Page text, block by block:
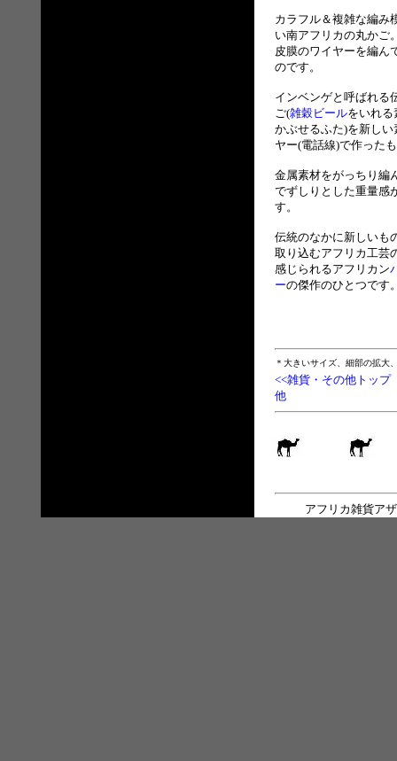
カラフル＆複雑な編み
い南アフリカの丸かご
皮膜のワイヤーを編ん
のです。
インベンゲと呼ばれる
ご(雑穀ビールをいれる
かぶせるふた)を新しい
ヤー(電話線)で作った
金属素材をがっちり編
でずしりとした重量感
す。
伝統のなかに新しいも
取り込むアフリカ工芸
感じられるアフリカン
ーの傑作のひとつです
＊大きいサイズ、細部の拡大
<<雑貨・その他トップ
他
アフリカ雑貨ア